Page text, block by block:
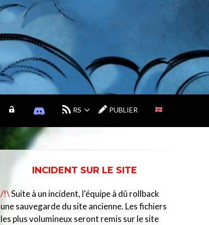
C
O
E
S
O
D
U
C
RS PUBLIER
INCIDENT SUR LE SITE
/!\Suite à un incident, l'équipe à dû rollback
une sauvegarde du site ancienne. Les fichiers
les plus volumineux seront remis sur le site